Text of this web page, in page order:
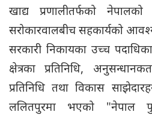
खाद्य प्रणालीतर्फको
सरोकारवालबीच सहकार्यको
सरकारी निकायका उच्च
क्षेत्रका प्रतिनिधि,
प्रतिनिधि तथा विकास
ललितपुरमा भएको "नेपाल